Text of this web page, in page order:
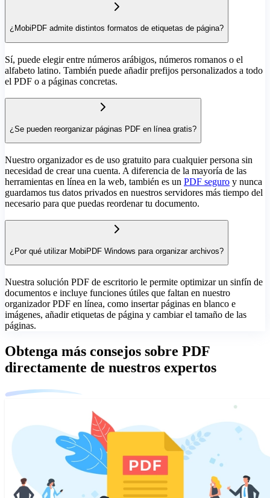
¿MobiPDF admite distintos formatos de etiquetas de página?
Sí, puede elegir entre números arábigos, números romanos o el
alfabeto latino. También puede añadir prefijos personalizados a todo
el PDF o a páginas concretas.
¿Se pueden reorganizar páginas PDF en línea gratis?
Nuestro organizador es de uso gratuito para cualquier persona sin
necesidad de crear una cuenta. A diferencia de la mayoría de las
herramientas en línea en la web, también es un PDF seguro y nunca
guardamos tus datos privados en nuestros servidores más tiempo del
necesario para que puedas reordenar tu documento.
¿Por qué utilizar MobiPDF Windows para organizar archivos?
Nuestra solución PDF de escritorio le permite optimizar un sinfín de
documentos e incluye funciones útiles que faltan en nuestro
organizador PDF en línea, como insertar páginas en blanco e
imágenes, añadir etiquetas de página y cambiar el tamaño de las
páginas.
Obtenga más consejos sobre PDF
directamente de nuestros expertos